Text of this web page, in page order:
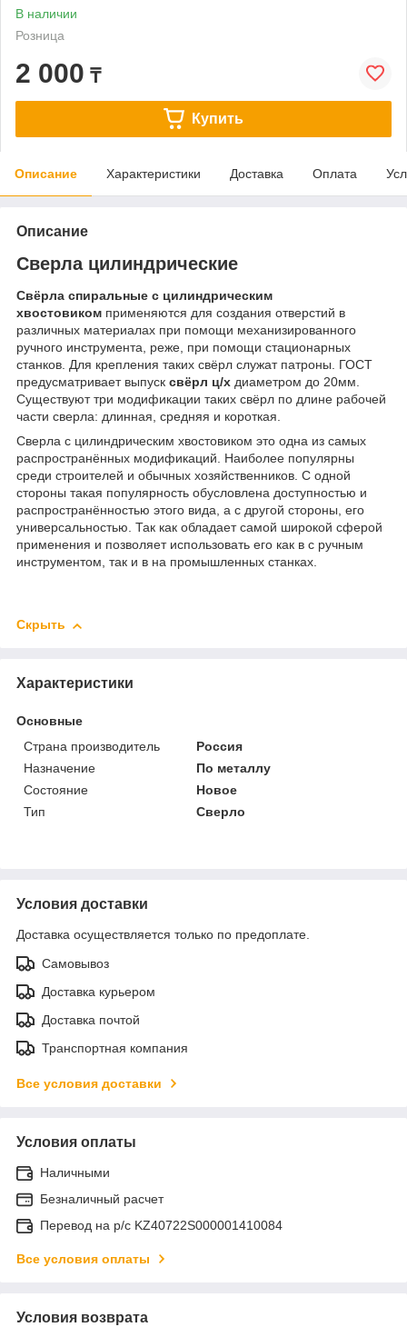
В наличии
Розница
2 000 ₸
Купить
Описание Характеристики Доставка Оплата
Описание
Сверла цилиндрические
Свёрла спиральные с цилиндрическим
хвостовиком применяются для создания отверстий в
различных материалах при помощи механизированного
ручного инструмента, реже, при помощи стационарных
станков. Для крепления таких свёрл служат патроны. ГОСТ
предусматривает выпуск свёрл ц/х диаметром до 20мм.
Существуют три модификации таких свёрл по длине рабочей
части сверла: длинная, средняя и короткая.
Сверла с цилиндрическим хвостовиком это одна из самых
распространённых модификаций. Наиболее популярны
среди строителей и обычных хозяйственников. С одной
стороны такая популярность обусловлена доступностью и
распространённостью этого вида, а с другой стороны, его
универсальностью. Так как обладает самой широкой сферой
применения и позволяет использовать его как в с ручным
инструментом, так и в на промышленных станках.
Скрыть
Характеристики
Основные
Страна производитель
Россия
Назначение
По металлу
Состояние
Новое
Тип
Сверло
Условия доставки
Доставка осуществляется только по предоплате.
Самовывоз
Доставка курьером
Доставка почтой
Транспортная компания
Все условия доставки
Условия оплаты
Наличными
Безналичный расчет
Перевод на р/с KZ40722S000001410084
Все условия оплаты
Условия возврата